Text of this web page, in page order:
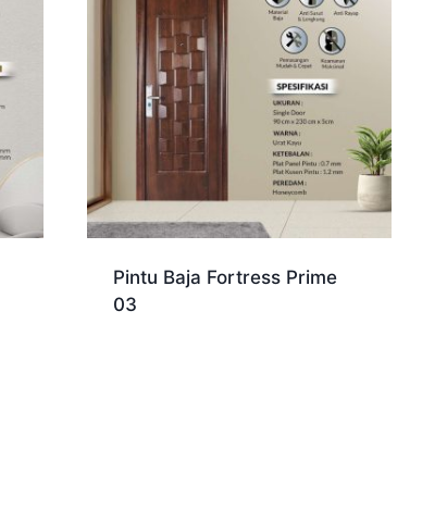
Pintu Baja Fortress Prime
03